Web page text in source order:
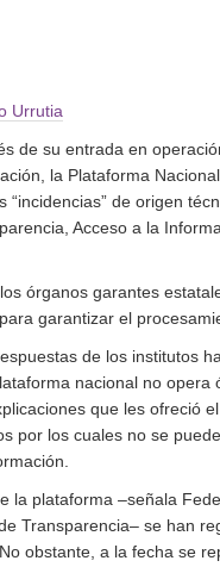
Urrutia
de su entrada en
la Plataforma
incidencias de origen
Acceso a la
órganos garantes
garantizar el
de los institutos
nacional no
que les ofreció
por los cuales no se
la plataforma –señala
Transparencia– se han
obstante, a la fecha se